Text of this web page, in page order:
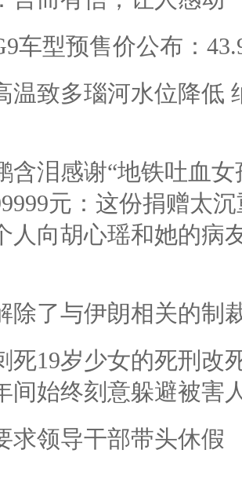
车型预售价公布：
温致多瑙河水位降低
含泪感谢“地铁吐血
元：这份捐赠太
人向胡心瑶和她的病
除了与伊朗相关的制
死19岁少女的死刑改
间始终刻意躲避被害
求领导干部带头休假